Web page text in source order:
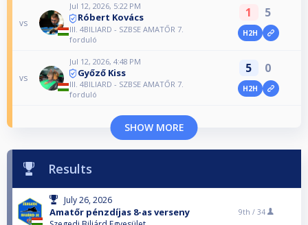
vs
Jul 12, 2026, 5:22 PM
Róbert Kovács
III. 4BILIARD - SZBSE AMATŐR 7.
forduló
1 5
H2H
vs
Jul 12, 2026, 4:48 PM
Győző Kiss
III. 4BILIARD - SZBSE AMATŐR 7.
forduló
5 0
H2H
SHOW MORE
Results
July 26, 2026
Amatőr pénzdíjas 8-as verseny 9th / 34